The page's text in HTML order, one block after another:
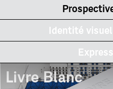
Identité
Livre Blanc